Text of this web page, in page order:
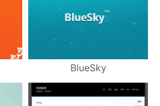
BlueSky